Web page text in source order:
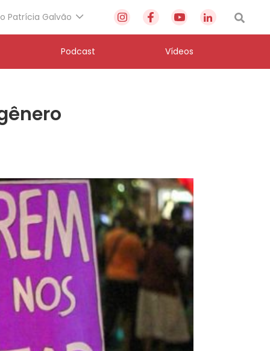
Patrícia Galvão
Podcast Vídeos